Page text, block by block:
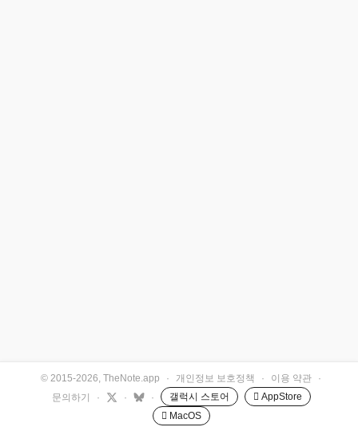
© 2015-2026, TheNote.app · 개인정보 보호정책 · 이용 약관
·
문의하기
· · · 갤럭시 스토어
 AppStore
 MacOS